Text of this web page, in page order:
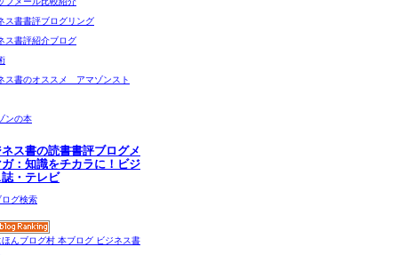
ス書書評ブログリング
ス書評紹介ブログ
ス書のオススメ アマゾンスト
ンの本
ネス書の読書書評ブログメ
：知識をチカラに！ビジ
・テレビ